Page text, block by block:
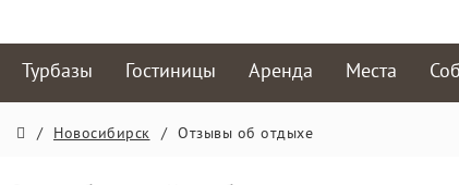
Турбазы Гостиницы Аренда Места
/ Новосибирск / Отзывы об отдыхе